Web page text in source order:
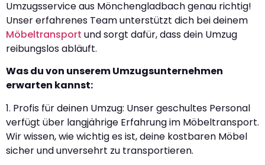
Umzugsservice aus Mönchengladbach genau richtig!
Unser erfahrenes Team unterstützt dich bei deinem
Möbeltransport und sorgt dafür, dass dein Umzug
reibungslos abläuft.
Was du von unserem Umzugsunternehmen
erwarten kannst:
1. Profis für deinen Umzug: Unser geschultes Personal
verfügt über langjährige Erfahrung im Möbeltransport.
Wir wissen, wie wichtig es ist, deine kostbaren Möbel
sicher und unversehrt zu transportieren.